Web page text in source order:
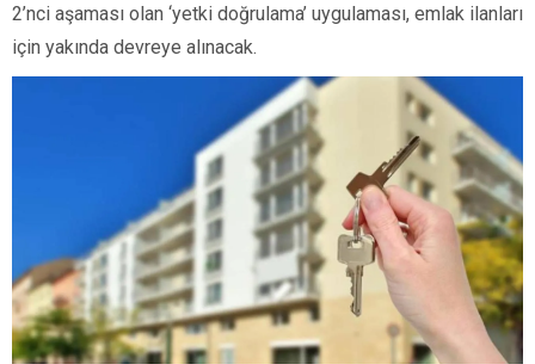
2’nci aşaması olan ‘yetki doğrulama’ uygulaması, emlak ilanları
için yakında devreye alınacak.